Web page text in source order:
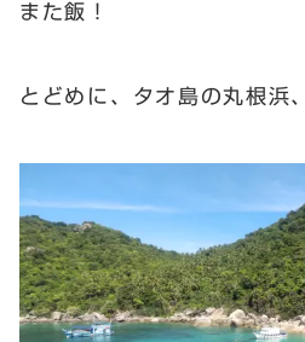
また飯！
とどめに、タオ島の丸根